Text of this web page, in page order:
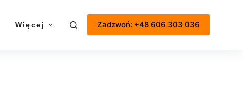
Więcej Zadzwoń: +48 606 303 036